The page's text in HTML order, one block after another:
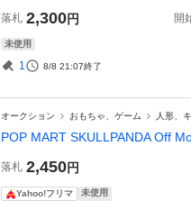
落札 2,300円 開
未使用
1 8/8 21:07終了
オークション おもちゃ、ゲーム 人形、
POP MART SKULLPANDA Off
落札 2,450円
Yahoo!フリマ 未使用